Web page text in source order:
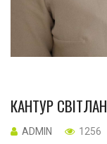
КАНТУР
ADMIN 1256